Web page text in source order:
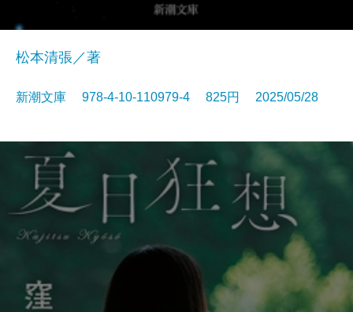
松本清張／著
新潮文庫 978-4-10-110979-4 825円 2025/05/28